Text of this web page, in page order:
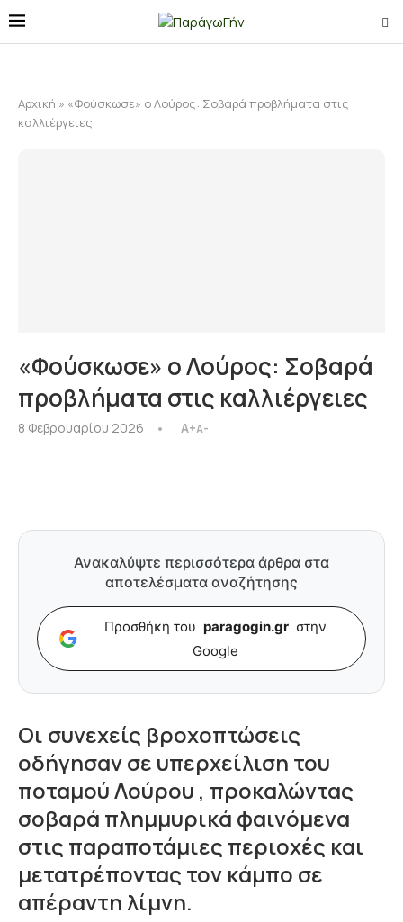
Αρχική » «Φούσκωσε» ο Λούρος: Σοβαρά προβλήματα στις
καλλιέργειες
«Φούσκωσε» ο Λούρος: Σοβαρά
προβλήματα στις καλλιέργειες
8 Φεβρουαρίου 2026 A+A-
Ανακαλύψτε περισσότερα άρθρα στα
αποτελέσματα αναζήτησης
Προσθήκη του paragogin.gr στην
Google
Οι συνεχείς βροχοπτώσεις
οδήγησαν σε υπερχείλιση του
ποταμού Λούρου , προκαλώντας
σοβαρά πλημμυρικά φαινόμενα
στις παραποτάμιες περιοχές και
μετατρέποντας τον κάμπο σε
απέραντη λίμνη.